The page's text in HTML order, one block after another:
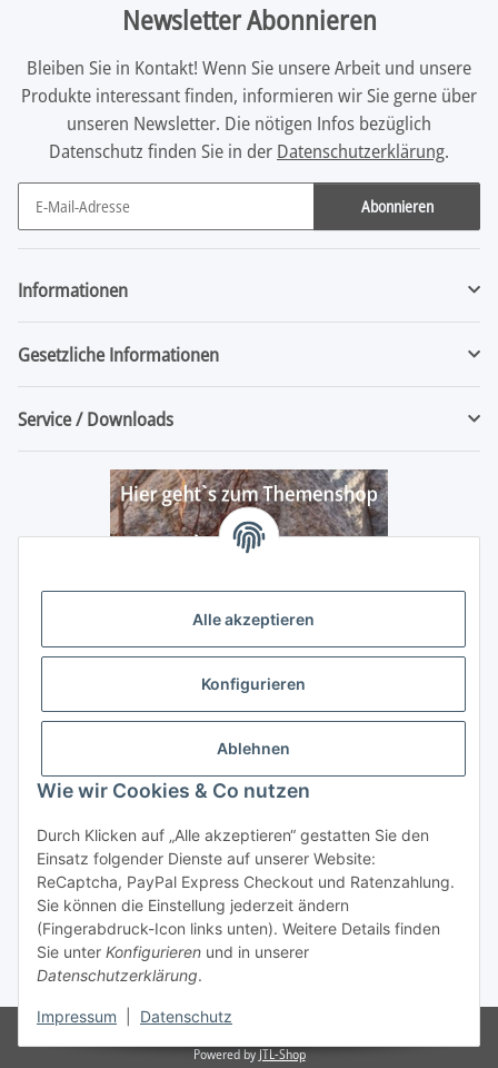
Alle akzeptieren
Konfigurieren
Ablehnen
Wie wir Cookies & Co nutzen
Durch Klicken auf „Alle akzeptieren“ gestatten Sie den
Einsatz folgender Dienste auf unserer Website:
ReCaptcha, PayPal Express Checkout und Ratenzahlung.
Sie können die Einstellung jederzeit ändern
(Fingerabdruck-Icon links unten). Weitere Details finden
Sie unter Konfigurieren und in unserer
Datenschutzerklärung.
Impressum Datenschutz
Newsletter Abonnieren
Bleiben Sie in Kontakt! Wenn Sie unsere Arbeit und unsere
Produkte interessant finden, informieren wir Sie gerne über
unseren Newsletter. Die nötigen Infos bezüglich
Datenschutz finden Sie in der Datenschutzerklärung.
Abonnieren
Newsletter Abonnieren
Informationen
Gesetzliche Informationen
Service / Downloads
Vertrag widerrufen
* Alle Preise inkl. gesetzlicher USt., zzgl.
Powered byJTL-Shop